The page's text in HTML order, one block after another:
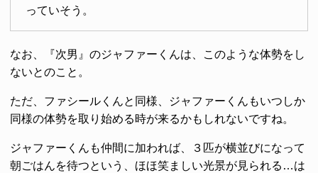
っていそう。
なお、『次男』のジャファーくんは、このような体勢をし
ないとのこと。
ただ、ファシールくんと同様、ジャファーくんもいつしか
同様の体勢を取り始める時が来るかもしれないですね。
ジャファーくんも仲間に加われば、３匹が横並びになって
朝ごはんを待つという、ほほ笑ましい光景が見られる…は